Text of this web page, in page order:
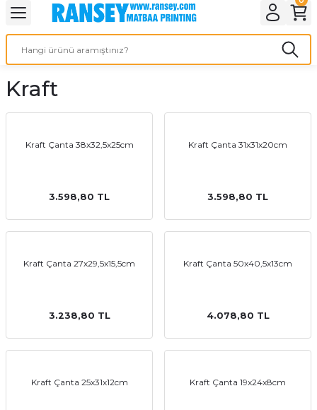
Geri Dön
Geri Dön
Kağıdı
Geri Dön
Geri Dön
Ürünleri
Geri Dön
Geri Dön
Geri Dön
Kraft
Kraft Çanta 38x32,5x25cm
3.598,80 TL
Kraft Çanta 31x31x20cm
3.598,80 TL
Kraft Çanta 27x29,5x15,5cm
3.238,80 TL
Kraft Çanta 50x40,5x13cm
4.078,80 TL
Kraft Çanta 25x31x12cm Kraft Çanta 19x24x8cm